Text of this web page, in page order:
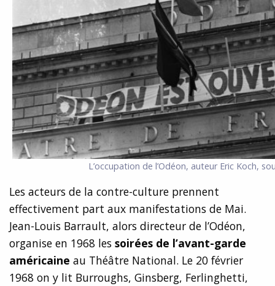
L’occupation de l’Odéon, auteur Eric Koch,
Les acteurs de la contre-culture prennent
effectivement part aux manifestations de Mai.
Jean-Louis Barrault, alors directeur de l’Odéon,
organise en 1968 les soirées de l’avant-garde
américaine au Théâtre National. Le 20 février
1968 on y lit Burroughs, Ginsberg, Ferlinghetti,